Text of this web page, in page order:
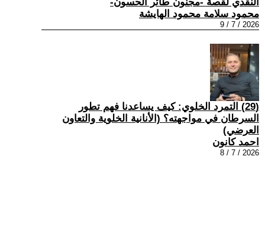
محمود سلامة محمود الهايشة
2026 / 7 / 9
(29) التمرد الخلوي: كيف يساعدنا فهم تطور
السرطان في مواجهته؟ (الأنانية الخلوية والتعاون
العرضي)
احمد كانون
2026 / 7 / 8